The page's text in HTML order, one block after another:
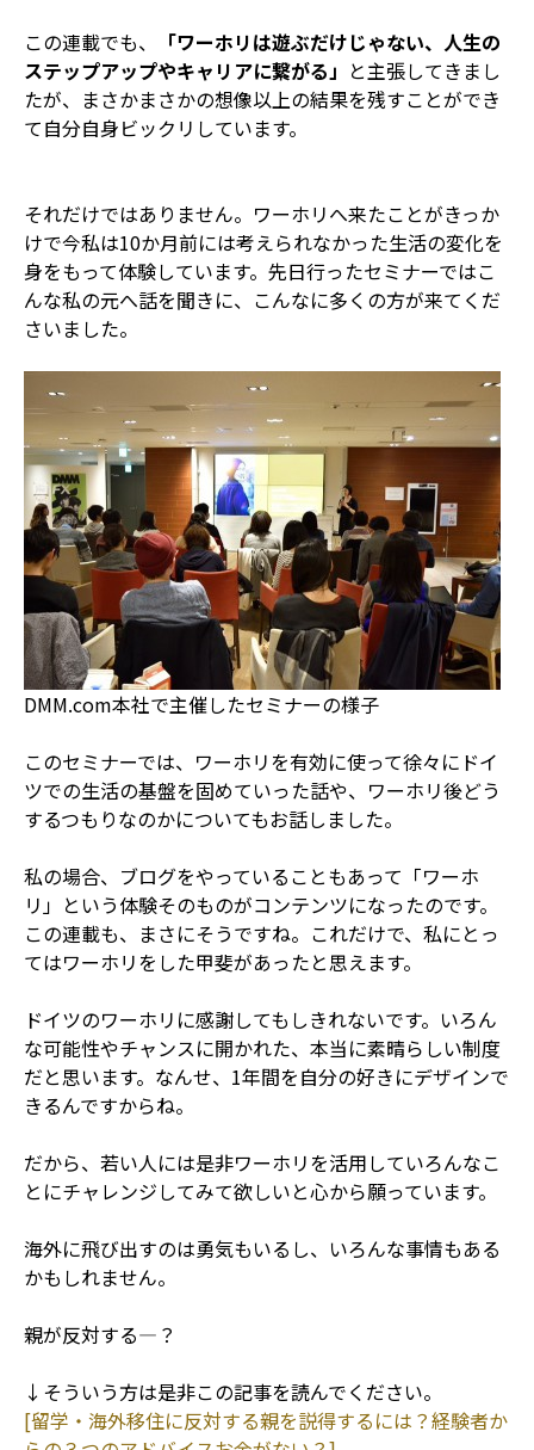
この連載でも、
「ワーホリは遊ぶだけじゃない、人生の
ステップアップやキャリアに繋がる」 と主張してきまし
たが、まさかまさかの想像以上の結果を残すことができ
て自分自身ビックリしています。
それだけではありません。ワーホリへ来たことがきっか
けで今私は10か月前には考えられなかった生活の変化を
身をもって体験しています。先日行ったセミナーではこ
んな私の元へ話を聞きに、こんなに多くの方が来てくだ
さいました。
DMM.com本社で主催したセミナーの様子
このセミナーでは、ワーホリを有効に使って徐々にドイ
ツでの生活の基盤を固めていった話や、ワーホリ後どう
するつもりなのかについてもお話しました。
私の場合、ブログをやっていることもあって「ワーホ
リ」という体験そのものがコンテンツになったのです。
この連載も、まさにそうですね。これだけで、私にとっ
てはワーホリをした甲斐があったと思えます。
ドイツのワーホリに感謝してもしきれないです。いろん
な可能性やチャンスに開かれた、本当に素晴らしい制度
だと思います。なんせ、1年間を自分の好きにデザインで
きるんですからね。
だから、若い人には是非ワーホリを活用していろんなこ
とにチャレンジしてみて欲しいと心から願っています。
海外に飛び出すのは勇気もいるし、いろんな事情もある
かもしれません。
親が反対する―？
↓そういう方は是非この記事を読んでください。
[留学・海外移住に反対する親を説得するには？経験者か